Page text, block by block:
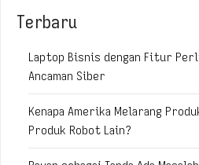
Terbaru
Laptop Bisnis dengan Fitur
Ancaman Siber
Kenapa Amerika Melarang
Produk Robot Lain?